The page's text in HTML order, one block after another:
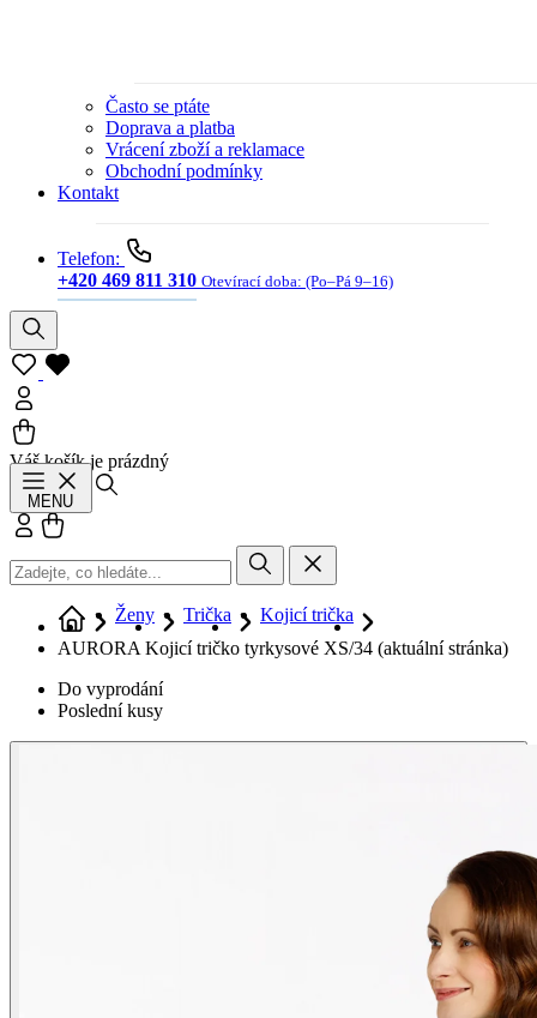
Často se ptáte
Doprava a platba
Vrácení zboží a reklamace
Obchodní podmínky
Kontakt
Telefon:
+420 469 811 310 Otevírací doba: (Po–Pá 9–16)
Váš košík je prázdný
MENU
Přihlásit se
Ženy Trička
Kojicí trička
AURORA Kojicí tričko tyrkysové XS/34 (aktuální stránka)
Do vyprodání
Poslední kusy